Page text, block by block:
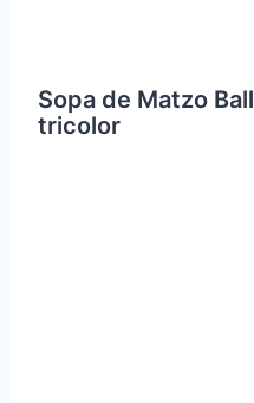
Sopa de Matzo Ball
tricolor